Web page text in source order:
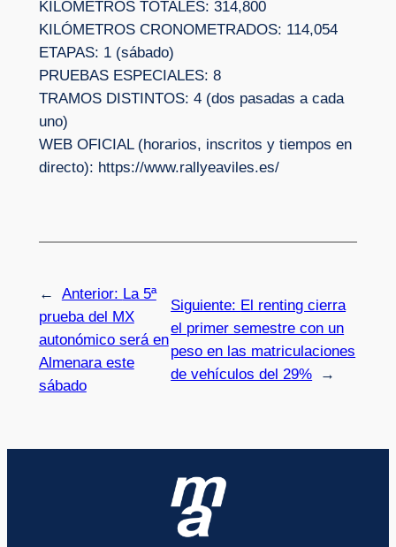
KILÓMETROS TOTALES: 314,800
KILÓMETROS CRONOMETRADOS: 114,054
ETAPAS: 1 (sábado)
PRUEBAS ESPECIALES: 8
TRAMOS DISTINTOS: 4 (dos pasadas a cada
uno)
WEB OFICIAL (horarios, inscritos y tiempos en
directo): https://www.rallyeaviles.es/
← Anterior: La 5ª
prueba del MX
autonómico será en
Almenara este
sábado
Siguiente: El renting cierra
el primer semestre con un
peso en las matriculaciones
de vehículos del 29%
→